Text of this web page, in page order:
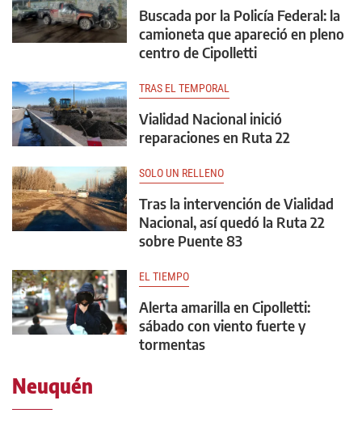
Buscada por la Policía Federal: la
camioneta que apareció en pleno
centro de Cipolletti
TRAS EL TEMPORAL
Vialidad Nacional inició
reparaciones en Ruta 22
SOLO UN RELLENO
Tras la intervención de Vialidad
Nacional, así quedó la Ruta 22
sobre Puente 83
EL TIEMPO
Alerta amarilla en Cipolletti:
sábado con viento fuerte y
tormentas
Neuquén